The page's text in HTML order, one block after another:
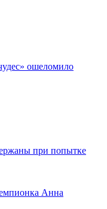
ошеломило
при попытке
Анна